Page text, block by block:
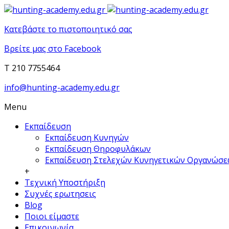
Κατεβάστε το πιστοποιητικό σας
Βρείτε μας στο Facebook
T 210 7755464
info@hunting-academy.edu.gr
Menu
Εκπαίδευση
Εκπαίδευση Κυνηγών
Εκπαίδευση Θηροφυλάκων
Εκπαίδευση Στελεχών Κυνηγετικών
+
Τεχνική Υποστήριξη
Συχνές ερωτησεις
Blog
Ποιοι είμαστε